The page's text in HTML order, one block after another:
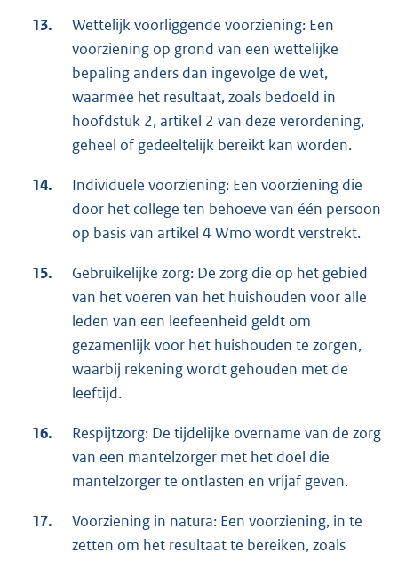
13.
Wettelijk voorliggende voorziening: Een
voorziening op grond van een wettelijke
bepaling anders dan ingevolge de wet,
waarmee het resultaat, zoals bedoeld in
hoofdstuk 2, artikel 2 van deze verordening,
geheel of gedeeltelijk bereikt kan worden.
14.
Individuele voorziening: Een voorziening die
door het college ten behoeve van één persoon
op basis van artikel 4 Wmo wordt verstrekt.
15.
Gebruikelijke zorg: De zorg die op het gebied
van het voeren van het huishouden voor alle
leden van een leefeenheid geldt om
gezamenlijk voor het huishouden te zorgen,
waarbij rekening wordt gehouden met de
leeftijd.
16.
Respijtzorg: De tijdelijke overname van de zorg
van een mantelzorger met het doel die
mantelzorger te ontlasten en vrijaf geven.
17.
Voorziening in natura: Een voorziening, in te
zetten om het resultaat te bereiken, zoals